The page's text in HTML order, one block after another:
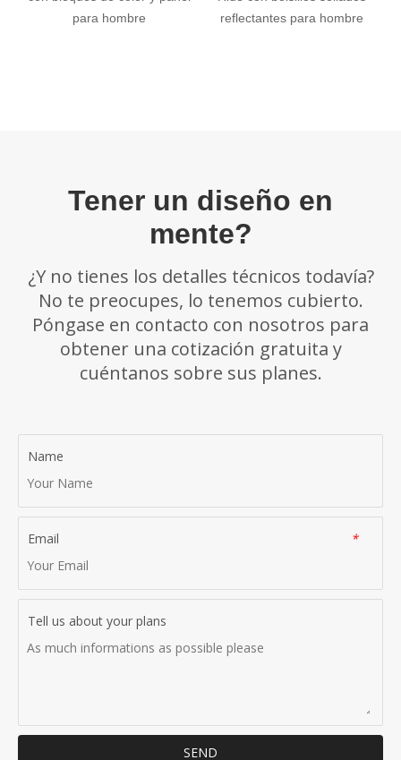
para hombre
reflectantes para hombre
Tener un diseño en
mente?
¿Y no tienes los detalles técnicos todavía?
No te preocupes, lo tenemos cubierto.
Póngase en contacto con nosotros para
obtener una cotización gratuita y
cuéntanos sobre sus planes.
Name
*
Email
Tell us about your plans
SEND